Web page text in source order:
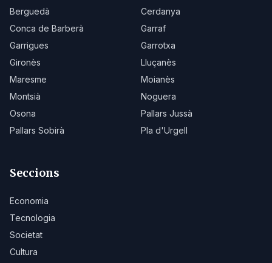
Berguedà
Cerdanya
Conca de Barberà
Garraf
Garrigues
Garrotxa
Gironès
Lluçanès
Maresme
Moianès
Montsià
Noguera
Osona
Pallars Jussà
Pallars Sobirà
Pla d'Urgell
Seccions
Economia
Tecnologia
Societat
Cultura